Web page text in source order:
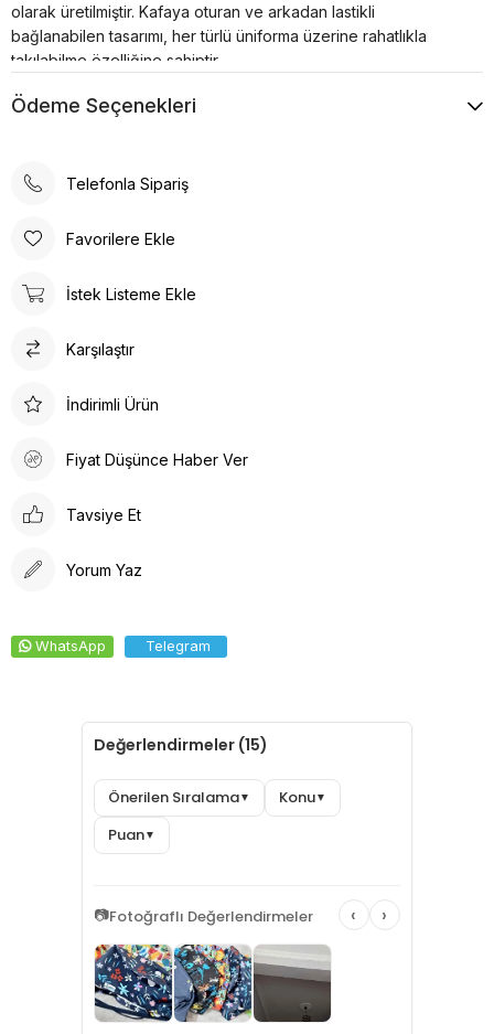
olarak üretilmiştir. Kafaya oturan ve arkadan lastikli
bağlanabilen tasarımı, her türlü üniforma üzerine rahatlıkla
takılabilme özelliğine sahiptir.
konforlu bir deneyim sunar. Kumaş renkleri canlı ve
yapısı, terletme yapmaz ve yaz-kış kullanım için idealdir.
sağlık profesyonellerinin uzun çalışma saatlerinde rahatlıkla
Doktor Bone ile şıklık, konfor ve fonksiyonelliği bir arada
Doktor Bone
Arkadan lastikli tasarımı, kafaya oturan formu ve pamuklu ter
solma yapmaz, kolay ütülenir ve canlı renkleri ile şıklığı bir
araya getirir.
Ödeme Seçenekleri
Telefonla Sipariş
Favorilere Ekle
İstek Listeme Ekle
Karşılaştır
İndirimli Ürün
Fiyat Düşünce Haber Ver
Tavsiye Et
Yorum Yaz
WhatsApp Telegram
Değerlendirmeler (15)
Önerilen Sıralama▼ Konu▼
Puan▼
📷Fotoğraflı Değerlendirmeler ‹ ›